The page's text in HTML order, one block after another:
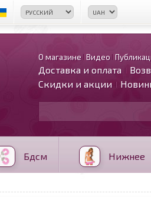
О магазине Видео
Доставка и оплата
Скидки и акции
Бдсм Нижнее